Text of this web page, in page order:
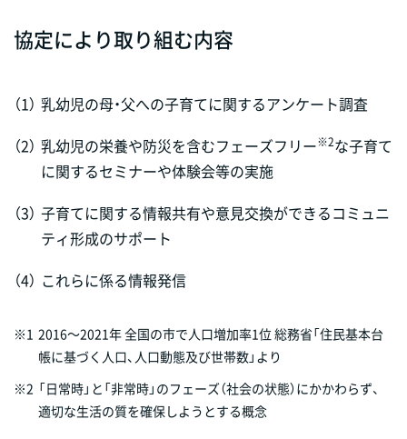
協定により取り組む内容
（1） 乳幼児の母・父への子育てに関するアンケート調査
（2） 乳幼児の栄養や防災を含むフェーズフリー※2な子育て
に関するセミナーや体験会等の実施
（3） 子育てに関する情報共有や意見交換ができるコミュニ
ティ形成のサポート
（4） これらに係る情報発信
※1 2016～2021年 全国の市で人口増加率1位 総務省「住民基本台
帳に基づく人口、人口動態及び世帯数」より
※2 「日常時」と「非常時」のフェーズ（社会の状態）にかかわらず、
適切な生活の質を確保しようとする概念